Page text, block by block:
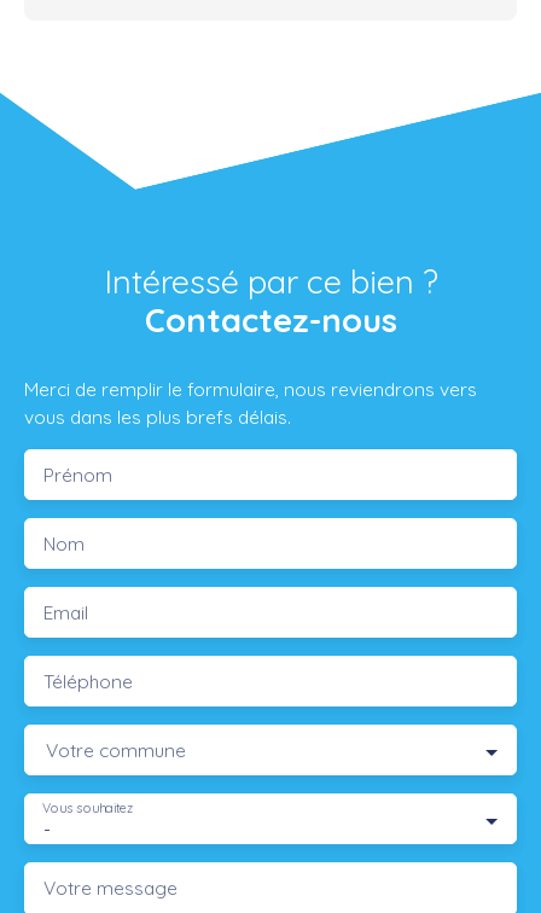
Intéressé par ce bien ?
Contactez-nous
Merci de remplir le formulaire, nous reviendrons vers
vous dans les plus brefs délais.
Prénom
Nom
Email
Téléphone
Votre commune
-
Vous souhaitez
Votre message